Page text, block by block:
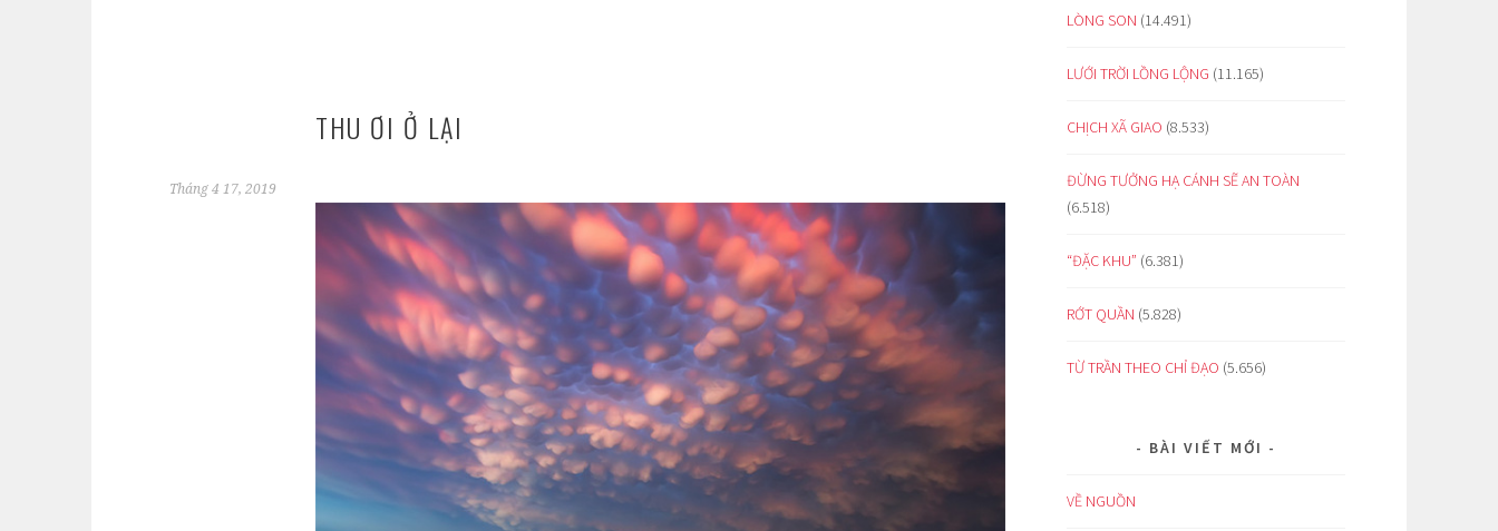
THU ƠI Ở LẠI
Tháng 4 17, 2019
LÒNG SON (14.491)
LƯỚI TRỜI LỒNG LỘNG (11.165)
CHỊCH XÃ GIAO (8.533)
ĐỪNG TƯỞNG HẠ CÁNH SẼ AN TOÀN
(6.518)
“ĐẶC KHU” (6.381)
RỚT QUẦN (5.828)
TỪ TRẦN THEO CHỈ ĐẠO (5.656)
BÀI VIẾT MỚI
VỀ NGUỒN